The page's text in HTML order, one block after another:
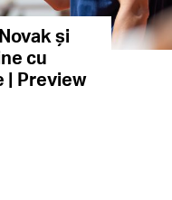
și
cu
| Preview